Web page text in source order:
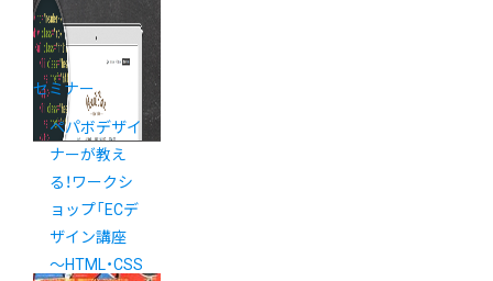
セミナー
ペパボデザイ
ナーが教え
る！ワークシ
ョップ「ECデ
ザイン講座
〜HTML・CSS